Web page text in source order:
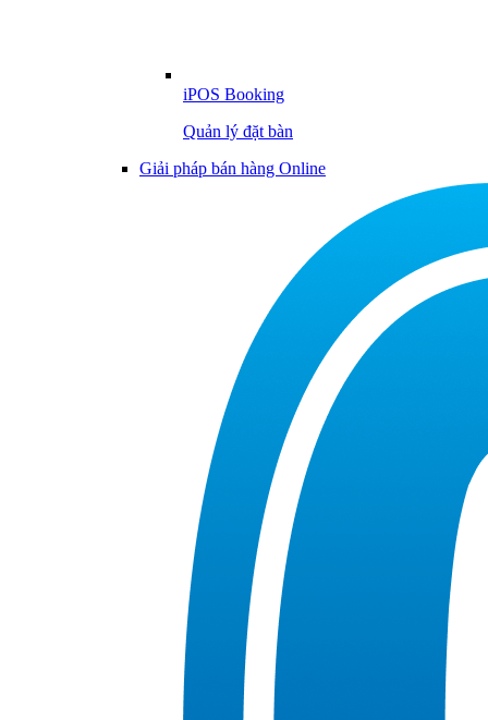
iPOS Booking
Quản lý đặt bàn
Giải pháp bán hàng Online